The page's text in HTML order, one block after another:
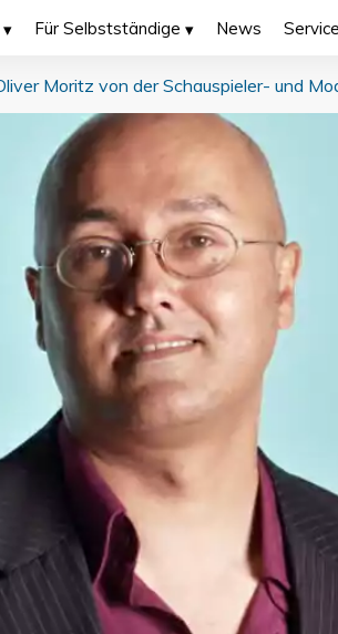
Für Selbstständige News